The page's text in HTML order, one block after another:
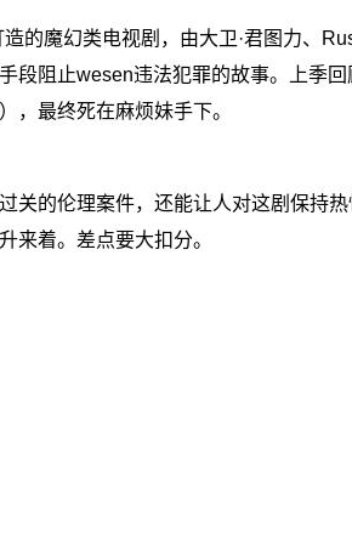
的魔幻类电视剧，由大卫·君图力、
阻止wesen违法犯罪的故事。上季回
，最终死在麻烦妹手下。
关的伦理案件，还能让人对这剧保持
来着。差点要大扣分。